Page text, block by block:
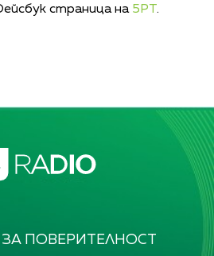
страница на 5PT.
ПОВЕРИТЕЛНОСТ